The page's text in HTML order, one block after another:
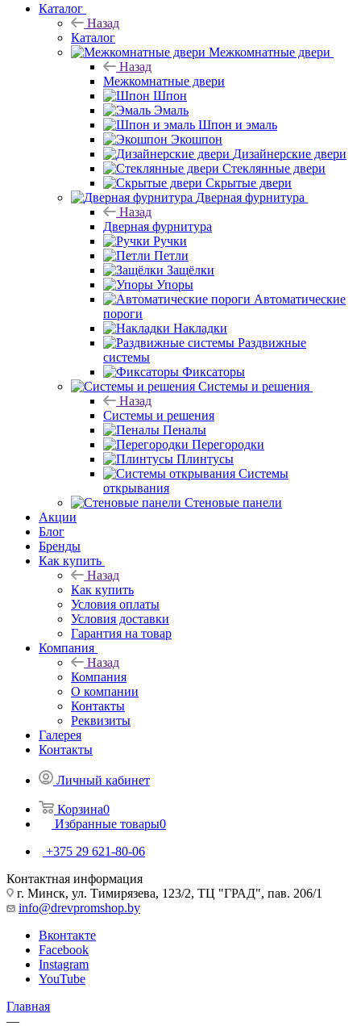
Каталог
Назад
Каталог
Межкомнатные двери
Назад
Межкомнатные двери
Шпон
Эмаль
Шпон и эмаль
Экошпон
Дизайнерские двери
Стеклянные двери
Скрытые двери
Дверная фурнитура
Назад
Дверная фурнитура
Ручки
Петли
Защёлки
Упоры
Автоматические
пороги
Накладки
Раздвижные
системы
Фиксаторы
Системы и решения
Назад
Системы и решения
Пеналы
Перегородки
Плинтусы
Системы
открывания
Стеновые панели
Акции
Блог
Бренды
Как купить
Назад
Как купить
Условия оплаты
Условия доставки
Гарантия на товар
Компания
Назад
Компания
О компании
Контакты
Реквизиты
Галерея
Контакты
Личный кабинет
Корзина0
Избранные товары0
+375 29 621-80-06
Контактная информация
г. Минск, ул. Тимирязева, 123/2, ТЦ "ГРАД", пав. 206/1
info@drevpromshop.by
Вконтакте
Facebook
Instagram
YouTube
Главная
—